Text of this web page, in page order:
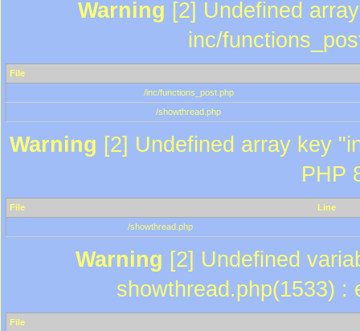
Warning [2] Undefined
inc/
File
/inc/functions_post.php
/showthread.php
Warning [2] Undefined array key
PHP
File
Line
/showthread.php
Warning [2] Undefined
showthread.php(1533) :
File